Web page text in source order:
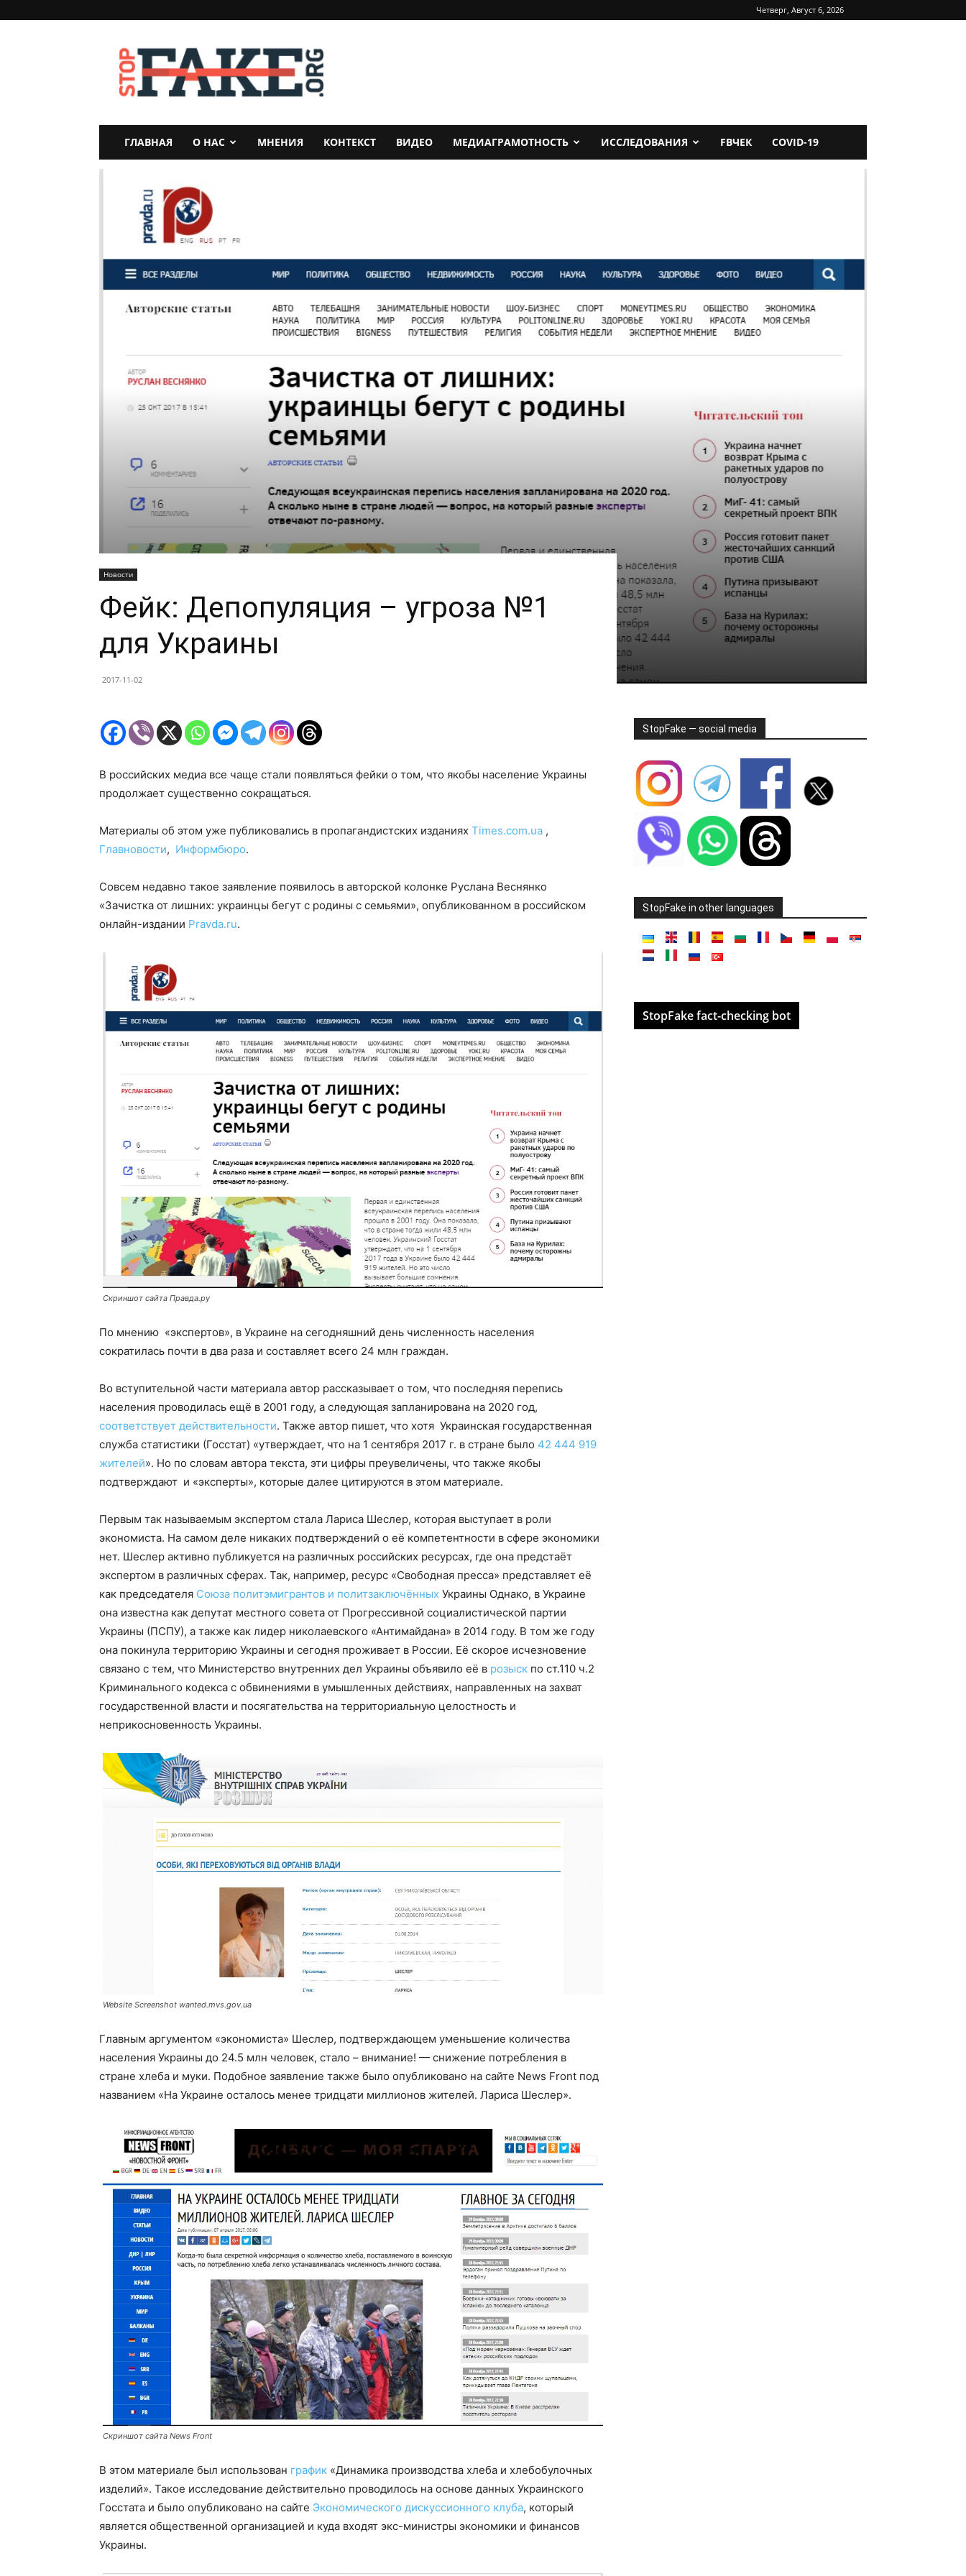
Четверг, Август 6, 2026
StopFake
ГЛАВНАЯ О НАС МНЕНИЯ КОНТЕКСТ ВИДЕО МЕДИАГРАМОТНОСТЬ ИССЛЕДОВАНИЯ FBЧЕК COVID-19
Новости
Фейк: Депопуляция – угроза №1
для Украины
2017-11-02
В российских медиа все чаще стали появляться фейки о том, что якобы население Украины
продолжает существенно сокращаться.
Материалы об этом уже публиковались в пропагандистских изданиях Times.com.ua ,
Главновости, Информбюро.
Совсем недавно такое заявление появилось в авторской колонке Руслана Веснянко
«Зачистка от лишних: украинцы бегут с родины с семьями», опубликованном в российском
онлайн-издании Pravda.ru.
Скриншот сайта Правда.ру
По мнению «экспертов», в Украине на сегодняшний день численность населения
сократилась почти в два раза и составляет всего 24 млн граждан.
Во вступительной части материала автор рассказывает о том, что последняя перепись
населения проводилась ещё в 2001 году, а следующая запланирована на 2020 год,
соответствует действительности. Также автор пишет, что хотя Украинская государственная
служба статистики (Госстат) «утверждает, что на 1 сентября 2017 г. в стране было 42 444 919
жителей». Но по словам автора текста, эти цифры преувеличены, что также якобы
подтверждают и «эксперты», которые далее цитируются в этом материале.
Первым так называемым экспертом стала Лариса Шеслер, которая выступает в роли
экономиста. На самом деле никаких подтверждений о её компетентности в сфере экономики
нет. Шеслер активно публикуется на различных российских ресурсах, где она предстаёт
экспертом в различных сферах. Так, например, ресурс «Свободная пресса» представляет её
как председателя Союза политэмигрантов и политзаключённых Украины Однако, в Украине
она известна как депутат местного совета от Прогрессивной социалистической партии
Украины (ПСПУ), а также как лидер николаевского «Антимайдана» в 2014 году. В том же году
она покинула территорию Украины и сегодня проживает в России. Её скорое исчезновение
связано с тем, что Министерство внутренних дел Украины объявило её в розыск по ст.110 ч.2
Криминального кодекса с обвинениями в умышленных действиях, направленных на захват
государственной власти и посягательства на территориальную целостность и
неприкосновенность Украины.
Website Screenshot wanted.mvs.gov.ua
Главным аргументом «экономиста» Шеслер, подтверждающем уменьшение количества
населения Украины до 24.5 млн человек, стало – внимание! — снижение потребления в
стране хлеба и муки. Подобное заявление также было опубликовано на сайте News Front под
названием «На Украине осталось менее тридцати миллионов жителей. Лариса Шеслер».
Скриншот сайта News Front
В этом материале был использован график «Динамика производства хлеба и хлебобулочных
изделий». Такое исследование действительно проводилось на основе данных Украинского
Госстата и было опубликовано на сайте Экономического дискуссионного клуба, который
является общественной организацией и куда входят экс-министры экономики и финансов
Украины.
StopFake — social media
StopFake in other languages
StopFake fact-checking bot